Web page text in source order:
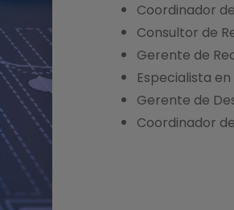
Coordinador
Consultor de
Gerente de
Especialista
Gerente de
Coordinador